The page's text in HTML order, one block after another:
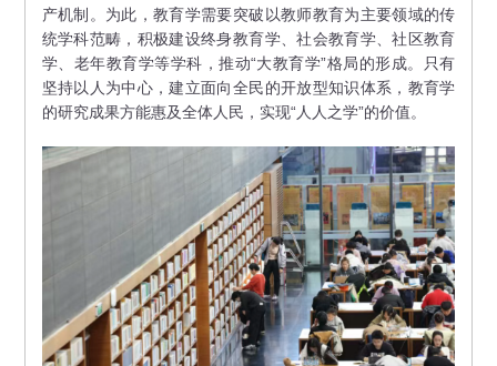
产机制。为此，教育学需要突破以教师教育为主要领域的传
统学科范畴，积极建设终身教育学、社会教育学、社区教育
学、老年教育学等学科，推动“大教育学”格局的形成。只有
坚持以人为中心，建立面向全民的开放型知识体系，教育学
的研究成果方能惠及全体人民，实现“人人之学”的价值。